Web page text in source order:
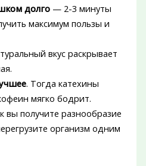
долго— 2-3 минуты
максимум пользы и
вкус раскрывает
. Тогда катехины
мягко бодрит.
вы получите разнообразие
организм одним